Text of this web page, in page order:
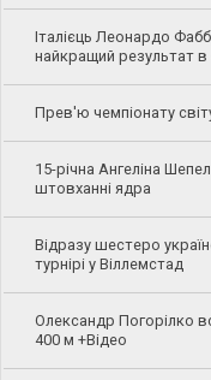
Італієць Леонардо
найкращий результат в
Прев'ю чемпіонату
15-річна Ангеліна
штовханні ядра
Відразу шестеро
турнірі у Віллемстад
Олександр Погорілко
400 м +Відео